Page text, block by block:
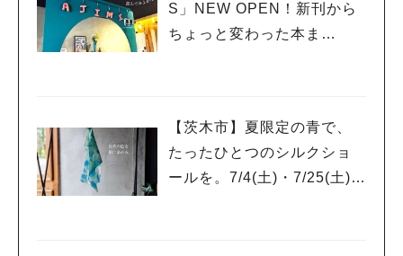
S」NEW OPEN！新刊から
ちょっと変わった本ま
【茨木市】夏限定の青で、
たったひとつのシルクショ
ールを。7/4(土)・7/25(土)開